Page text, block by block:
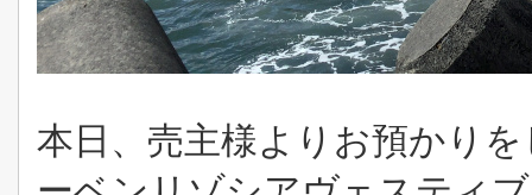
本日、売主様よりお預かり